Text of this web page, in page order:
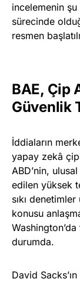
incelemenin
sürecinde
resmen
BAE, Çip
Güvenlik
İddiaların
yapay zekâ
ABD’nin,
edilen yüksek
sıkı
konusu
durumda.
David